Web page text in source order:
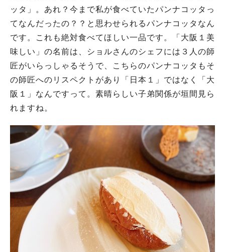
ッタ」。あれ？今まで私が食べていたパンナコッタっ
てなんだったの？？と思わせられるパンナコッタなん
です。これも絶対食べてほしい一品です。「大阪１美
味しい」の名前は、ショルさんのシェフには３人の師
匠がいらっしゃるそうで、こちらのパンナコッタもそ
の師匠へのリスペクトがあり「日本１」ではなく「大
阪１」なんですって。素晴らしい子弟関係が垣間見ら
れますね。